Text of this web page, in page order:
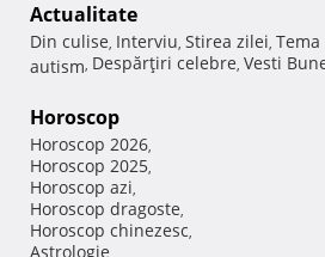
Actualitate
Din culise, Interviu, Stirea zilei,
autism, Despărţiri celebre, Vesti
Horoscop
Horoscop 2026,
Horoscop 2025,
Horoscop azi,
Horoscop dragoste,
Horoscop chinezesc,
Astrologie